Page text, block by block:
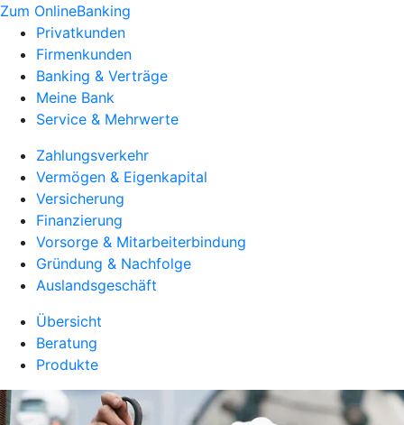
Zum OnlineBanking
Privatkunden
Firmenkunden
Banking & Verträge
Meine Bank
Service & Mehrwerte
Zahlungsverkehr
Vermögen & Eigenkapital
Versicherung
Finanzierung
Vorsorge & Mitarbeiterbindung
Gründung & Nachfolge
Auslandsgeschäft
Übersicht
Beratung
Produkte